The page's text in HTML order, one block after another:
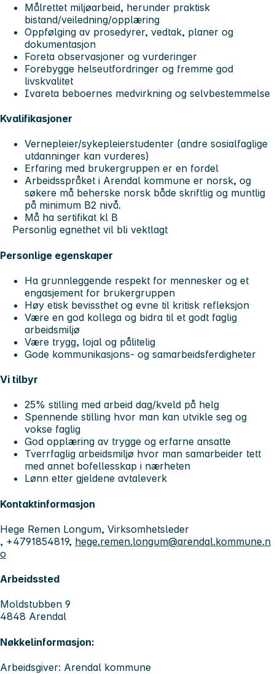
Målrettet miljøarbeid, herunder praktisk
bistand/veiledning/opplæring
Oppfølging av prosedyrer, vedtak, planer og
dokumentasjon
Foreta observasjoner og vurderinger
Forebygge helseutfordringer og fremme god
livskvalitet
Ivareta beboernes medvirkning og selvbestemmelse
Kvalifikasjoner
Vernepleier/sykepleierstudenter (andre sosialfaglige
utdanninger kan vurderes)
Erfaring med brukergruppen er en fordel
Arbeidsspråket i Arendal kommune er norsk, og
søkere må beherske norsk både skriftlig og muntlig
på minimum B2 nivå.
Må ha sertifikat kl B
Personlig egnethet vil bli vektlagt
Personlige egenskaper
Ha grunnleggende respekt for mennesker og et
engasjement for brukergruppen
Høy etisk bevissthet og evne til kritisk refleksjon
Være en god kollega og bidra til et godt faglig
arbeidsmiljø
Være trygg, lojal og pålitelig
Gode kommunikasjons- og samarbeidsferdigheter
Vi tilbyr
25% stilling med arbeid dag/kveld på helg
Spennende stilling hvor man kan utvikle seg og
vokse faglig
God opplæring av trygge og erfarne ansatte
Tverrfaglig arbeidsmiljø hvor man samarbeider tett
med annet bofellesskap i nærheten
Lønn etter gjeldene avtaleverk
Kontaktinformasjon
Hege Remen Longum, Virksomhetsleder
, +4791854819, hege.remen.longum@arendal.kommune.n
o
Arbeidssted
Moldstubben 9
4848 Arendal
Nøkkelinformasjon:
Arbeidsgiver: Arendal kommune